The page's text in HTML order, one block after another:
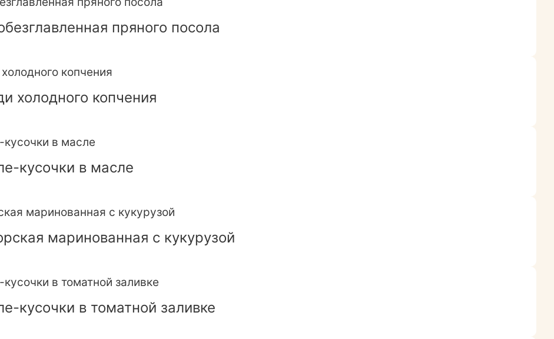
пряного посола
холодного копчения
кусочки в масле
маринованная с кукурузой
кусочки в томатной заливке